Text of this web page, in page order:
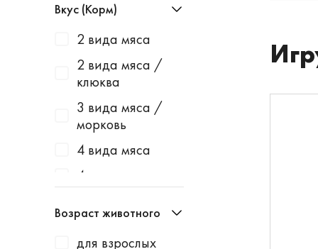
Belcando
Best Dinner
Blitz
Bonsy
Bosch
Bosch Soft
Bowl Wow
Brit
Canine Clean
Cat's White
для канареек
для карликовых
кроликов
для карликовых
хомяков
для
кастрированны
х котов
для коров
для котят
для котят и
Вкус (Корм)
2 вида мяса
2 вида мяса /
клюква
3 вида мяса /
морковь
4 вида мяса
4 мяса
Возраст животного
для взрослых